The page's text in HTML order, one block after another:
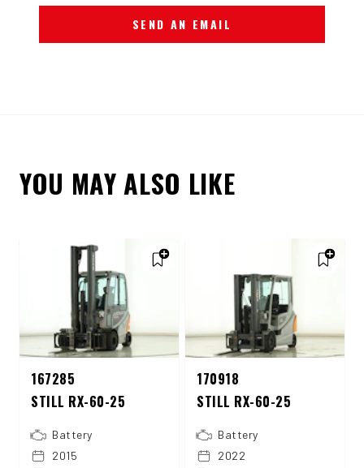
SEND AN EMAIL
YOU MAY ALSO LIKE
167285
STILL RX-60-25
Battery
2015
170918
STILL RX-60-25
Battery
2022